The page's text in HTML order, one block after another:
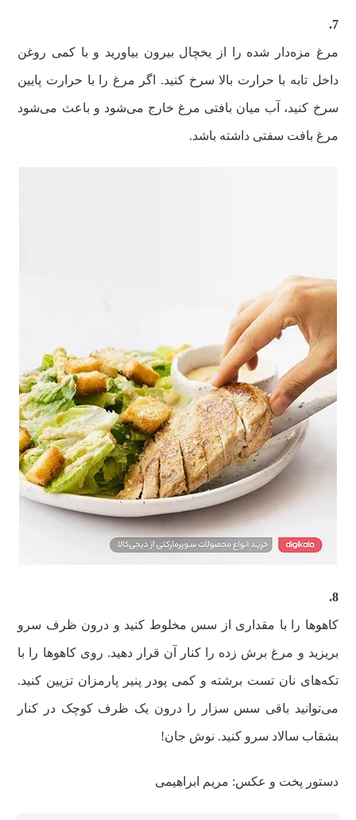
7.
مرغ مزه‌دار شده را از یخچال بیرون بیاورید و با کمی روغن
داخل تابه با حرارت بالا سرخ کنید. اگر مرغ را با حرارت پایین
سرخ کنید، آب میان بافتی مرغ خارج می‌شود و باعث می‌شود
مرغ بافت سفتی داشته باشد.
8.
کاهوها را با مقداری از سس مخلوط کنید و درون ظرف سرو
بریزید و مرغ برش زده را کنار آن قرار دهید. روی کاهو‌ها را با
تکه‌های نان تست برشته و کمی پودر پنیر پارمزان تزیین کنید.
می‌توانید باقی سس سزار را درون یک ظرف کوچک در کنار
بشقاب سالاد سرو کنید. نوش جان!
دستور پخت و عکس: مریم ابراهیمی